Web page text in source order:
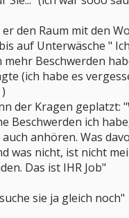
den Raum mit den
auf Unterwäsche "
mehr Beschwerden
(ich habe es
)
der Kragen geplatzt:
Beschwerden ich
auch anhören. Was
was nicht, ist nicht
Das ist IHR Job"
sie ja gleich noch"